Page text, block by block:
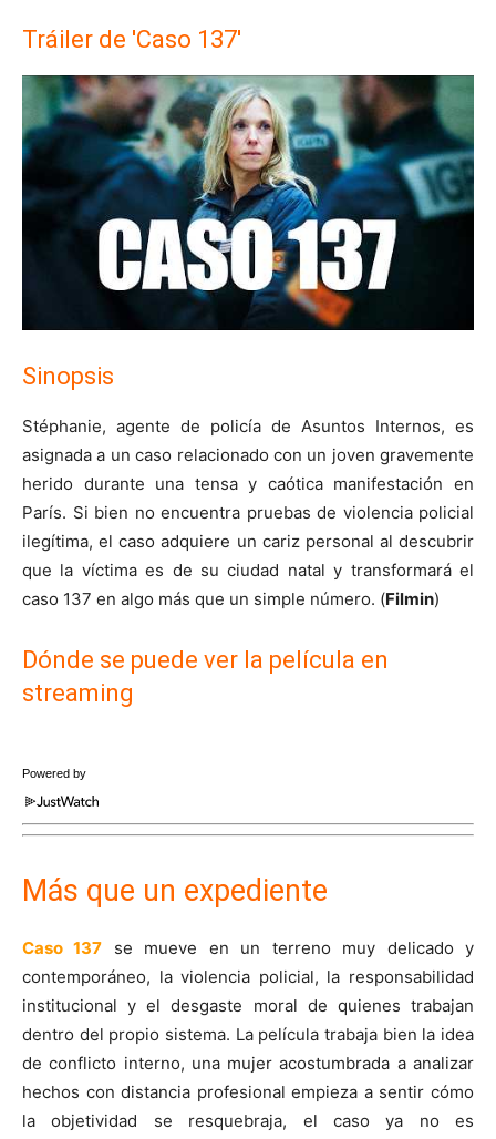
Tráiler de 'Caso 137'
Sinopsis
Stéphanie, agente de policía de Asuntos Internos, es
asignada a un caso relacionado con un joven gravemente
herido durante una tensa y caótica manifestación en
París. Si bien no encuentra pruebas de violencia policial
ilegítima, el caso adquiere un cariz personal al descubrir
que la víctima es de su ciudad natal y transformará el
caso 137 en algo más que un simple número. (Filmin)
Dónde se puede ver la película en
streaming
Powered by
Más que un expediente
Caso 137 se mueve en un terreno muy delicado y
contemporáneo, la violencia policial, la responsabilidad
institucional y el desgaste moral de quienes trabajan
dentro del propio sistema. La película trabaja bien la idea
de conflicto interno, una mujer acostumbrada a analizar
hechos con distancia profesional empieza a sentir cómo
la objetividad se resquebraja, el caso ya no es